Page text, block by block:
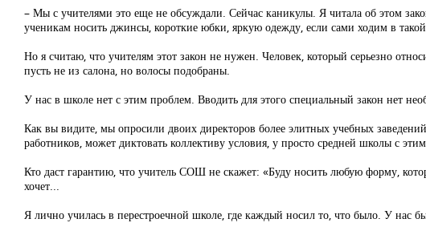
– Мы с учителями это еще не обсуждали. Сейчас каникулы. Я читала об этом
ученикам носить джинсы, короткие юбки, яркую одежду, если сами ходим в
Но я считаю, что учителям этот закон не нужен. Человек, который серьезно
пусть не из салона, но волосы подобраны.
У нас в школе нет с этим проблем. Вводить для этого специальный закон нет
Как вы видите, мы опросили двоих директоров более элитных учебных
работников, может диктовать коллективу условия, у просто средней школы с
Кто даст гарантию, что учитель СОШ не скажет: «Буду носить любую форму,
хочет...
Я лично училась в перестроечной школе, где каждый носил то, что было. У нас